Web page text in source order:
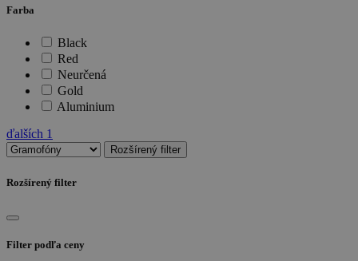
Farba
Black
Red
Neurčená
Gold
Aluminium
ďalších 1
Rozšírený filter
Rozšírený filter
Filter podľa ceny